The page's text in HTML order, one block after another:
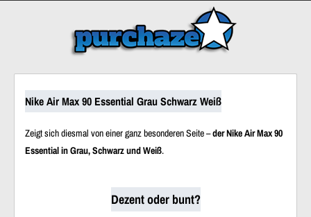
Nike Air Max 90 Essential Grau Schwarz Weiß
Zeigt sich diesmal von einer ganz besonderen Seite –der Nike Air Max 90
Essential in Grau, Schwarz und Weiß.
Dezent oder bunt?